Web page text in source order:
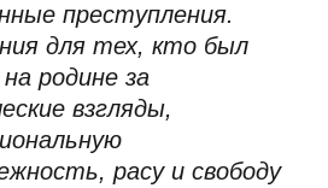
преступления.
для тех, кто был
родине за
взгляды,
расу и свободу